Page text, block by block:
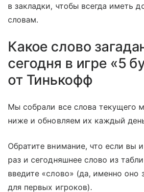
в закладки, чтобы всегда иметь
словам.
Какое слово
сегодня в игре «5
от Тинькофф
Мы собрали все слова текущего
ниже и обновляем их каждый
Обратите внимание, что если вы
раз и сегодняшнее слово из
введите «слово» (да, именно оно
для первых игроков).